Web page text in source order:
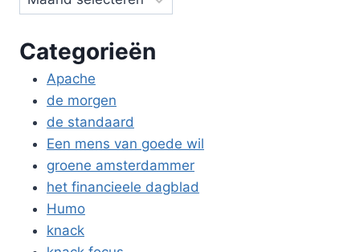
Categorieën
Apache
de morgen
de standaard
Een mens van goede wil
groene amsterdammer
het financieele dagblad
Humo
knack